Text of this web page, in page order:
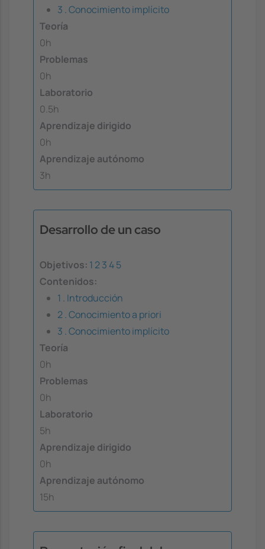
3 . Conocimiento implícito
Teoría
0h
Problemas
0h
Laboratorio
0.5h
Aprendizaje dirigido
0h
Aprendizaje autónomo
3h
Desarrollo de un caso
Objetivos: 1 23 45
Contenidos:
1 . Introducción
2 . Conocimiento a priori
3 . Conocimiento implícito
Teoría
0h
Problemas
0h
Laboratorio
5h
Aprendizaje dirigido
0h
Aprendizaje autónomo
15h